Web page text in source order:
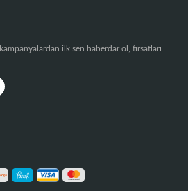
ilk sen haberdar ol, fırsatları